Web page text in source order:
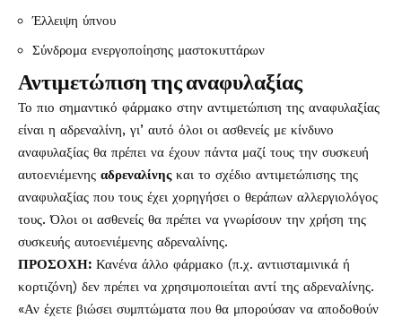
Έλλειψη ύπνου
Σύνδρομα ενεργοποίησης μαστοκυττάρων
Αντιμετώπιση της αναφυλαξίας
Το πιο σημαντικό φάρμακο στην αντιμετώπιση της αναφυλαξίας
είναι η αδρεναλίνη, γι’ αυτό όλοι οι ασθενείς με κίνδυνο
αναφυλαξίας θα πρέπει να έχουν πάντα μαζί τους την συσκευή
αυτοενιέμενης αδρεναλίνηςκαι το σχέδιο αντιμετώπισης της
αναφυλαξίας που τους έχει χορηγήσει ο θεράπων αλλεργιολόγος
τους. Όλοι οι ασθενείς θα πρέπει να γνωρίσουν την χρήση της
συσκευής αυτοενιέμενης αδρεναλίνης.
ΠΡΟΣΟΧΗ: Κανένα άλλο φάρμακο (π.χ. αντιισταμινικά ή
κορτιζόνη) δεν πρέπει να χρησιμοποιείται αντί της αδρεναλίνης.
«Αν έχετε βιώσει συμπτώματα που θα μπορούσαν να αποδοθούν